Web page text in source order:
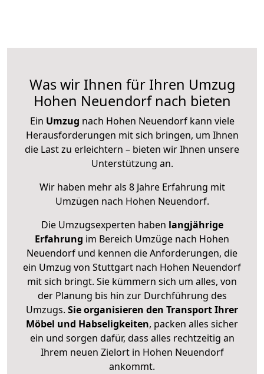
Was wir Ihnen für Ihren Umzug
Hohen Neuendorf nach bieten
Ein Umzug nach Hohen Neuendorf kann viele
Herausforderungen mit sich bringen, um Ihnen
die Last zu erleichtern – bieten wir Ihnen unsere
Unterstützung an.
Wir haben mehr als 8 Jahre Erfahrung mit
Umzügen nach Hohen Neuendorf.
Die Umzugsexperten haben langjährige
Erfahrung im Bereich Umzüge nach Hohen
Neuendorf und kennen die Anforderungen, die
ein Umzug von Stuttgart nach Hohen Neuendorf
mit sich bringt. Sie kümmern sich um alles, von
der Planung bis hin zur Durchführung des
Umzugs. Sie organisieren den Transport Ihrer
Möbel und Habseligkeiten, packen alles sicher
ein und sorgen dafür, dass alles rechtzeitig an
Ihrem neuen Zielort in Hohen Neuendorf
ankommt.